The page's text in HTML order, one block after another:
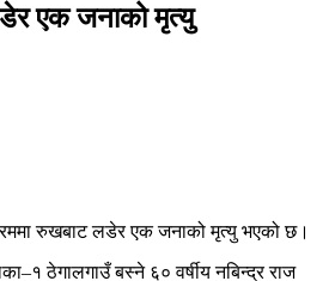
एक जनाको मृत्यु
रुखबाट लडेर एक जनाको मृत्यु भएको छ।
ठेगालगाउँ बस्ने ६० वर्षीय नबिन्द्र राज